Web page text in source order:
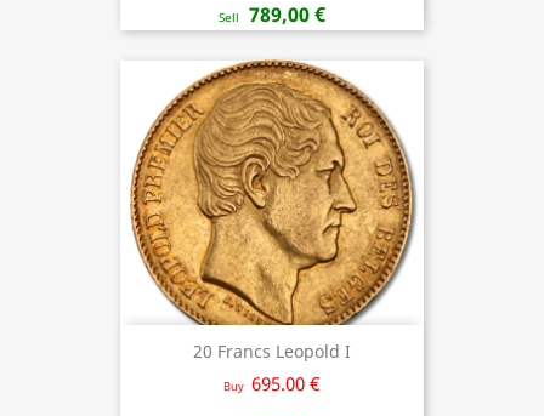
Sell 789,00 €
20 Francs Leopold I
Buy 695.00 €